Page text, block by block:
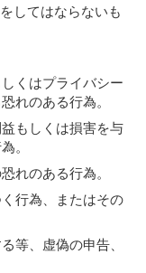
してはならないも
くはプライバシー
れのある行為。
もしくは損害を与
。
れのある行為。
行為、またはその
等、虚偽の申告、